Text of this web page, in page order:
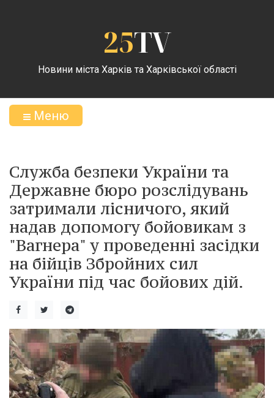
25TV
Новини міста Харків та Харківської області
Меню
Служба безпеки України та
Державне бюро розслідувань
затримали лісничого, який
надав допомогу бойовикам з
"Вагнера" у проведенні засідки
на бійців Збройних сил
України під час бойових дій.